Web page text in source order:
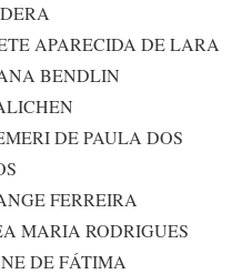
APARECIDA DE LARA
BENDLIN
DE PAULA DOS
FERREIRA
MARIA RODRIGUES
DE FÁTIMA